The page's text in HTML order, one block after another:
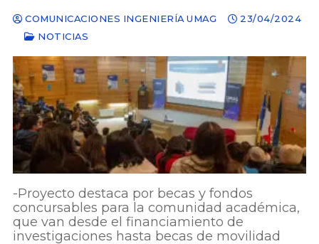
COMUNICACIONES INGENIERÍA UMAG
23/04/2024
NOTICIAS
-Proyecto destaca por becas y fondos
concursables para la comunidad académica,
que van desde el financiamiento de
investigaciones hasta becas de movilidad